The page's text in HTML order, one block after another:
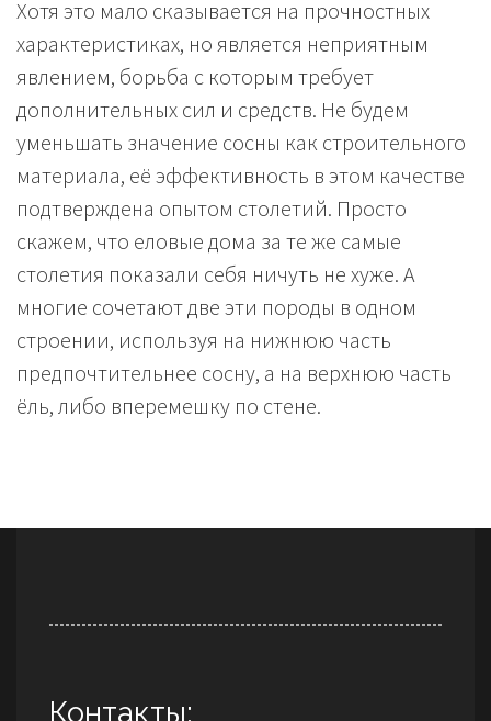
Хотя это мало сказывается на прочностных
характеристиках, но является неприятным
явлением, борьба с которым требует
дополнительных сил и средств. Не будем
уменьшать значение сосны как строительного
материала, её эффективность в этом качестве
подтверждена опытом столетий. Просто
скажем, что еловые дома за те же самые
столетия показали себя ничуть не хуже. А
многие сочетают две эти породы в одном
строении, используя на нижнюю часть
предпочтительнее сосну, а на верхнюю часть
ёль, либо вперемешку по стене.
Контакты: